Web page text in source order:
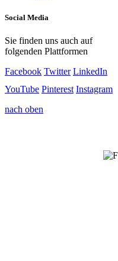
Social Media
Sie finden uns auch auf
folgenden Plattformen
Facebook Twitter LinkedIn
YouTube Pinterest Instagram
nach oben